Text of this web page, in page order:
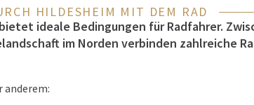
HILDESHEIM MIT DEM RAD
ideale Bedingungen für Radfahrer.
im Norden verbinden zahlreiche
anderem: